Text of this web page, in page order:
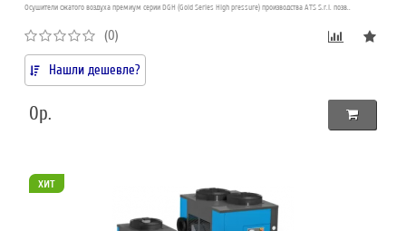
Осушители сжатого воздуха премиум серии DGH (Gold Series High pressure) производства ATS S.r.l. позв..
(0)
Нашли дешевле?
0р.
хит